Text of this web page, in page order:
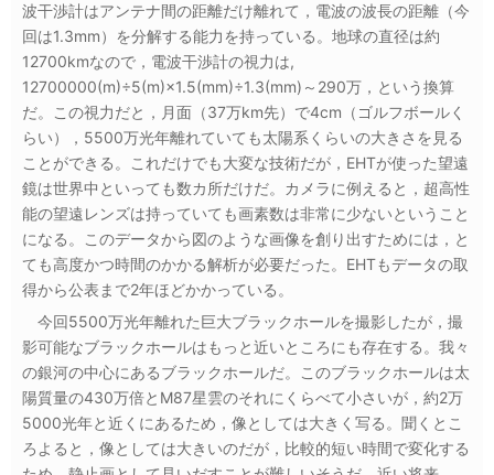
波干渉計はアンテナ間の距離だけ離れて，電波の波長の距離（今
回は1.3mm）を分解する能力を持っている。地球の直径は約
12700kmなので，電波干渉計の視力は,
12700000(m)÷5(m)×1.5(mm)÷1.3(mm)～290万，という換算
だ。この視力だと，月面（37万km先）で4cm（ゴルフボールく
らい），5500万光年離れていても太陽系くらいの大きさを見る
ことができる。これだけでも大変な技術だが，EHTが使った望遠
鏡は世界中といっても数カ所だけだ。カメラに例えると，超高性
能の望遠レンズは持っていても画素数は非常に少ないということ
になる。このデータから図のような画像を創り出すためには，と
ても高度かつ時間のかかる解析が必要だった。EHTもデータの取
得から公表まで2年ほどかかっている。
今回5500万光年離れた巨大ブラックホールを撮影したが，撮
影可能なブラックホールはもっと近いところにも存在する。我々
の銀河の中心にあるブラックホールだ。このブラックホールは太
陽質量の430万倍とM87星雲のそれにくらべて小さいが，約2万
5000光年と近くにあるため，像としては大きく写る。聞くとこ
ろよると，像としては大きいのだが，比較的短い時間で変化する